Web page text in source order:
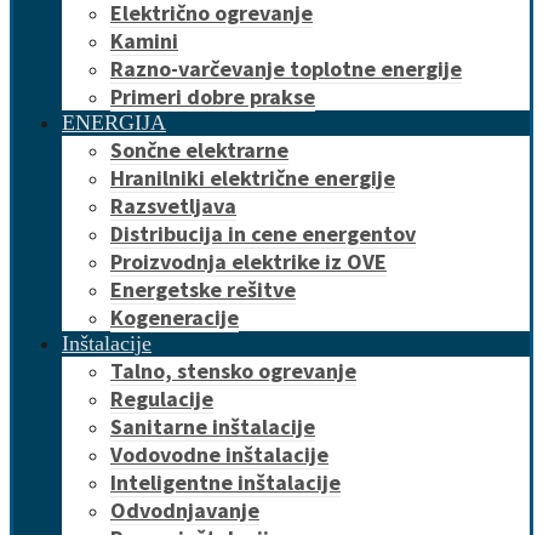
Električno ogrevanje
Kamini
Razno-varčevanje toplotne energije
Primeri dobre prakse
ENERGIJA
Sončne elektrarne
Hranilniki električne energije
Razsvetljava
Distribucija in cene energentov
Proizvodnja elektrike iz OVE
Energetske rešitve
Kogeneracije
Inštalacije
Talno, stensko ogrevanje
Regulacije
Sanitarne inštalacije
Vodovodne inštalacije
Inteligentne inštalacije
Odvodnjavanje